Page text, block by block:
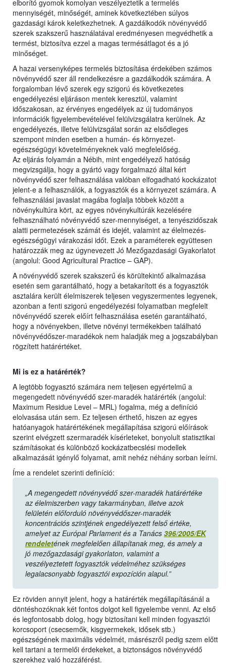
elborító gyomok komolyan veszélyeztetik a termelés
mennyiségét, minőségét, aminek következtében súlyos
gazdasági károk keletkezhetnek. A gazdálkodók növényvédő
szerek szakszerű használatával eredményesen megvédhetik a
termést, biztosítva ezzel a magas termésátlagot és a jó
minőséget.
A hazai versenyképes termelés biztosítása érdekében számos
növényvédő szer áll rendelkezésre a gazdálkodók számára. A
forgalomban lévő szerek egy szigorú és következetes
engedélyezési eljáráson mentek keresztül, valamint
időszakosan, az érvényes engedélyek az új tudományos
információk figyelembevételével felülvizsgálatra kerülnek. Az
engedélyezés, illetve felülvizsgálat során az elsődleges
szempont minden esetben a humán- és környezet-
egészségügyi követelményeknek való megfelelőség.
Az eljárás folyamán a Nébih, mint engedélyező hatóság
megvizsgálja, hogy a gyártó vagy forgalmazó által kért
növényvédő szer felhasználása valóban elfogadható kockázatot
jelent-e a felhasználók, a fogyasztók és a környezet számára. A
felhasználási javaslat magába foglalja többek között a
növénykultúra kört, az egyes növénykultúrák kezelésére
felhasználható növényvédő szer-mennyiséget, a tenyészidőszak
alatti permetezések számát és idejét, valamint az élelmezés-
egészségügyi várakozási időt. Ezek a paraméterek együttesen
határozzák meg az úgynevezett Jó Mezőgazdasági Gyakorlatot
(angolul: Good Agricultural Practice – GAP).
A növényvédő szerek szakszerű és körültekintő alkalmazása
esetén sem garantálható, hogy a betakarított és a fogyasztók
asztalára került élelmiszerek teljesen vegyszermentes legyenek,
azonban a fenti szigorú engedélyezési folyamatban megfelelt
növényvédő szerek előírt felhasználása esetén garantálható,
hogy a növényekben, illetve növényi termékekben található
növényvédőszer-maradékok nem haladják meg a jogszabályban
rögzített határértéket.
Mi is ez a határérték?
A legtöbb fogyasztó számára nem teljesen egyértelmű a
megengedett növényvédő szer-maradék határérték (angolul:
Maximum Residue Level – MRL) fogalma, még a definíció
elolvasása után sem. Ez teljesen érthető, hiszen az egyes
hatóanyagok határértékének megállapítása szigorú előírások
szerint elvégzett szermaradék kísérleteket, bonyolult statisztikai
számításokat és különböző kockázatbecslési modellek
alkalmazását igénylő folyamat, amit nehéz néhány sorban leírni.
Íme a rendelet szerinti definíció:
„A megengedett növényvédő szer-maradék határértéke
az élelmiszerben vagy takarmányban, illetve azok
felületén előforduló növényvédőszer-maradék
koncentrációs szintjének engedélyezett felső értéke,
amelyet az Európai Parlament és a Tanács 396/2005/EK
rendeletének megfelelően állapítanak meg, és amely a
jó mezőgazdasági gyakorlaton, valamint a
veszélyeztetett fogyasztók védelméhez szükséges
legalacsonyabb fogyasztói expozíción alapul.”
Ez röviden annyit jelent, hogy a határérték megállapításánál a
döntéshozóknak két fontos dolgot kell figyelembe venni. Az első
és legfontosabb dolog, hogy biztosítani kell minden fogyasztói
korcsoport (csecsemők, kisgyermekek, idősek stb.)
egészségének maximális védelmét, másrészről pedig szem előtt
kell tartani a termelői érdekeket, a biztonságos növényvédő
szerekhez való hozzáférést.